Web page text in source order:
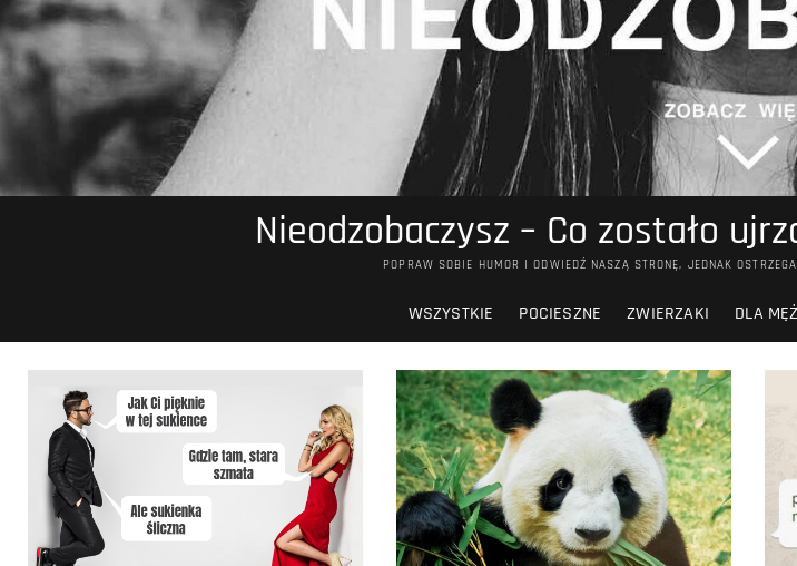
Nieodzobaczysz – Co zostało
POPRAW SOBIE HUMOR I ODWIEDŹ NASZĄ STRONĘ, JEDNAK
WSZYSTKIE POCIESZNE ZWIERZAKI DLA